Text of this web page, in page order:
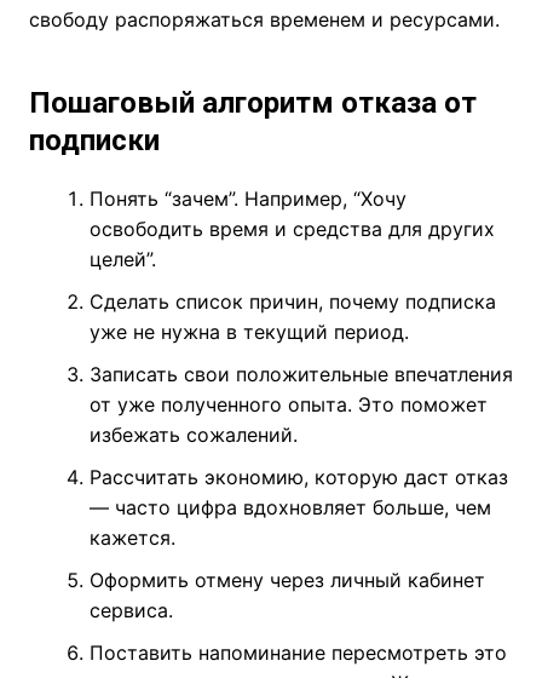
свободу распоряжаться временем и ресурсами.
Пошаговый алгоритм отказа от
подписки
Понять “зачем”. Например, “Хочу
освободить время и средства для других
целей”.
Сделать список причин, почему подписка
уже не нужна в текущий период.
Записать свои положительные впечатления
от уже полученного опыта. Это поможет
избежать сожалений.
Рассчитать экономию, которую даст отказ
— часто цифра вдохновляет больше, чем
кажется.
Оформить отмену через личный кабинет
сервиса.
Поставить напоминание пересмотреть это